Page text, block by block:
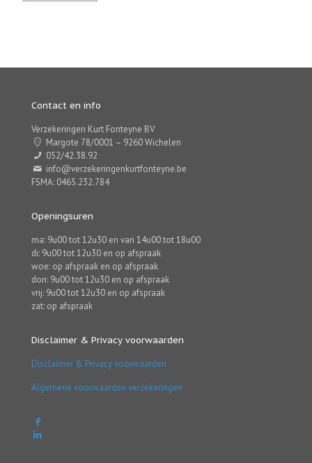
Contact en info
Verzekeringen Kurt Fonteyne BV
Margote 78/0001 – 9260 Wichelen
052/42.38.92
info@verzekeringenkurtfonteyne.be
FSMA: 0465.232.784
Openingsuren
ma: 9u00 tot 12u30 en van 14u00 tot 18u00
di: 9u00 tot 12u30 en op afspraak
woe: op afspraak en op afspraak
don: 9u00 tot 12u30 en op afspraak
vrij: 9u00 tot 12u30 en op afspraak
zat: op afspraak
Disclaimer & Privacy voorwaarden
Disclaimer & Privacy voorwaarden
Algemene voorwaarden verzekeringen